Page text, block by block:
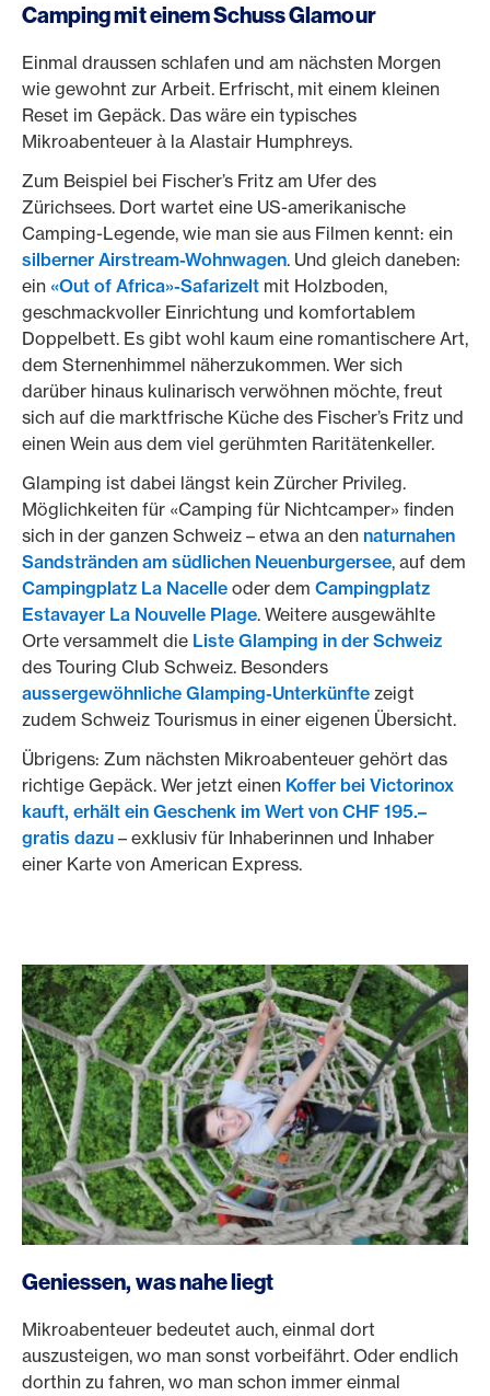
Camping mit einem Schuss Glamour
Einmal draussen schlafen und am nächsten Morgen
wie gewohnt zur Arbeit. Erfrischt, mit einem kleinen
Reset im Gepäck. Das wäre ein typisches
Mikroabenteuer à la Alastair Humphreys.
Zum Beispiel bei Fischer’s Fritz am Ufer des
Zürichsees. Dort wartet eine US-amerikanische
Camping-Legende, wie man sie aus Filmen kennt: ein
silberner Airstream-Wohnwagen. Und gleich daneben:
ein «Out of Africa»-Safarizelt mit Holzboden,
geschmackvoller Einrichtung und komfortablem
Doppelbett. Es gibt wohl kaum eine romantischere Art,
dem Sternenhimmel näherzukommen. Wer sich
darüber hinaus kulinarisch verwöhnen möchte, freut
sich auf die marktfrische Küche des Fischer’s Fritz und
einen Wein aus dem viel gerühmten Raritätenkeller.
Glamping ist dabei längst kein Zürcher Privileg.
Möglichkeiten für «Camping für Nichtcamper» finden
sich in der ganzen Schweiz – etwa an den naturnahen
Sandstränden am südlichen Neuenburgersee, auf dem
Campingplatz La Nacelle oder dem Campingplatz
Estavayer La Nouvelle Plage. Weitere ausgewählte
Orte versammelt die Liste Glamping in der Schweiz
des Touring Club Schweiz. Besonders
aussergewöhnliche Glamping-Unterkünfte zeigt
zudem Schweiz Tourismus in einer eigenen Übersicht.
Übrigens: Zum nächsten Mikroabenteuer gehört das
richtige Gepäck. Wer jetzt einen Koffer bei Victorinox
kauft, erhält ein Geschenk im Wert von CHF 195.–
gratis dazu – exklusiv für Inhaberinnen und Inhaber
einer Karte von American Express.
Geniessen, was nahe liegt
Mikroabenteuer bedeutet auch, einmal dort
auszusteigen, wo man sonst vorbeifährt. Oder endlich
dorthin zu fahren, wo man schon immer einmal